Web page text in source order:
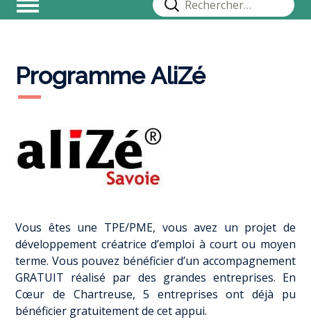
Programme AliZé
Vous êtes une TPE/PME, vous avez un projet de
développement créatrice d’emploi à court ou moyen
terme. Vous pouvez bénéficier d’un accompagnement
GRATUIT réalisé par des grandes entreprises. En
Cœur de Chartreuse, 5 entreprises ont déjà pu
bénéficier gratuitement de cet appui.